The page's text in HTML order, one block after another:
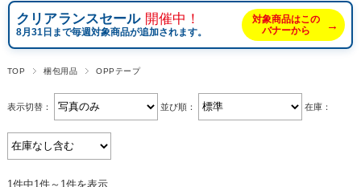
クリアランスセール 開催中！
8月31日まで毎週対象商品が追加されます。
対象商品はこの
バナーから
→
TOP 梱包用品 OPPテープ
表示切替： 並び順： 在庫：
1件中1件～1件を表示